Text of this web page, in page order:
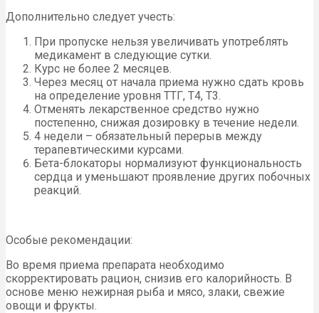
Дополнительно следует учесть:
При пропуске нельзя увеличивать употреблять
медикамент в следующие сутки.
Курс не более 2 месяцев.
Через месяц от начала приема нужно сдать кровь
на определение уровня ТТГ, Т4, Т3.
Отменять лекарственное средство нужно
постепенно, снижая дозировку в течение недели.
4 недели – обязательный перерыв между
терапевтическими курсами.
Бета-блокаторы нормализуют функциональность
сердца и уменьшают проявление других побочных
реакций.
Особые рекомендации:
Во время приема препарата необходимо
скорректировать рацион, снизив его калорийность. В
основе меню нежирная рыба и мясо, злаки, свежие
овощи и фрукты.